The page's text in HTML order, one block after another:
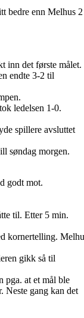
bedre enn Melhus 2
inn det første målet.
endte 3-2 til
ledelsen 1-0.
spillere avsluttet
søndag morgen.
godt mot.
til. Etter 5 min.
kornertelling.
gikk så til
pga. at et mål ble
Neste gang kan det